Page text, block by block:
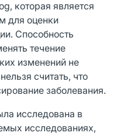
которая является
для оценки
Способность
течение
изменений не
считать, что
заболевания.
исследована в
исследованиях,